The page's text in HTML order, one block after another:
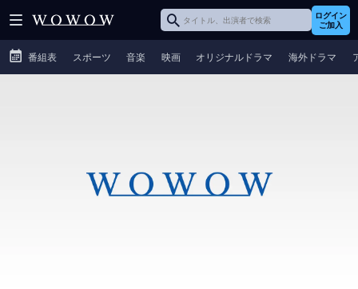
ログイン
ご加入
番組表 スポーツ 音楽 映画 オリジナルドラマ 海外ドラマ